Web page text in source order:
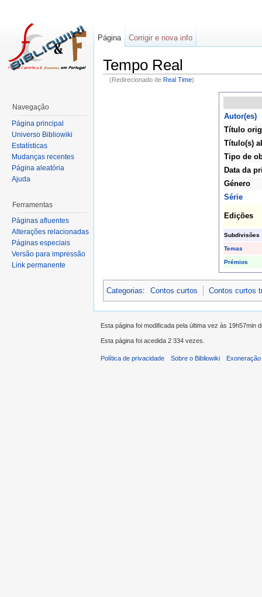
Tempo Real
(Redirecionado de Real Time)
Autor(es)
Título
Título(s)
Tipo de
Data da
Género
Série
Edições
Subdivisões
Temas
Prémios
Categorias: Contos curtos Contos curtos
Página Corrigir e nova info
Navegação
Página principal
Universo Bibliowiki
Estatísticas
Mudanças recentes
Página aleatória
Ajuda
Ferramentas
Páginas afluentes
Alterações relacionadas
Páginas especiais
Versão para impressão
Link permanente
Esta página foi modificada pela última vez às 19h57min
Esta página foi acedida 2 334 vezes.
Política de privacidade Sobre o Bibliowiki